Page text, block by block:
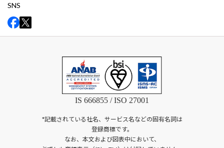
SNS
IS 666855 / ISO 27001
*記載されている社名、サービス名などの固有名詞は
登録商標です。
なお、本文および図表中において、